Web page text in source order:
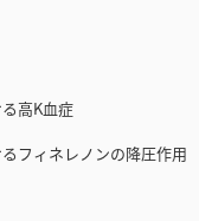
高K血症
フィネレノンの降圧作用